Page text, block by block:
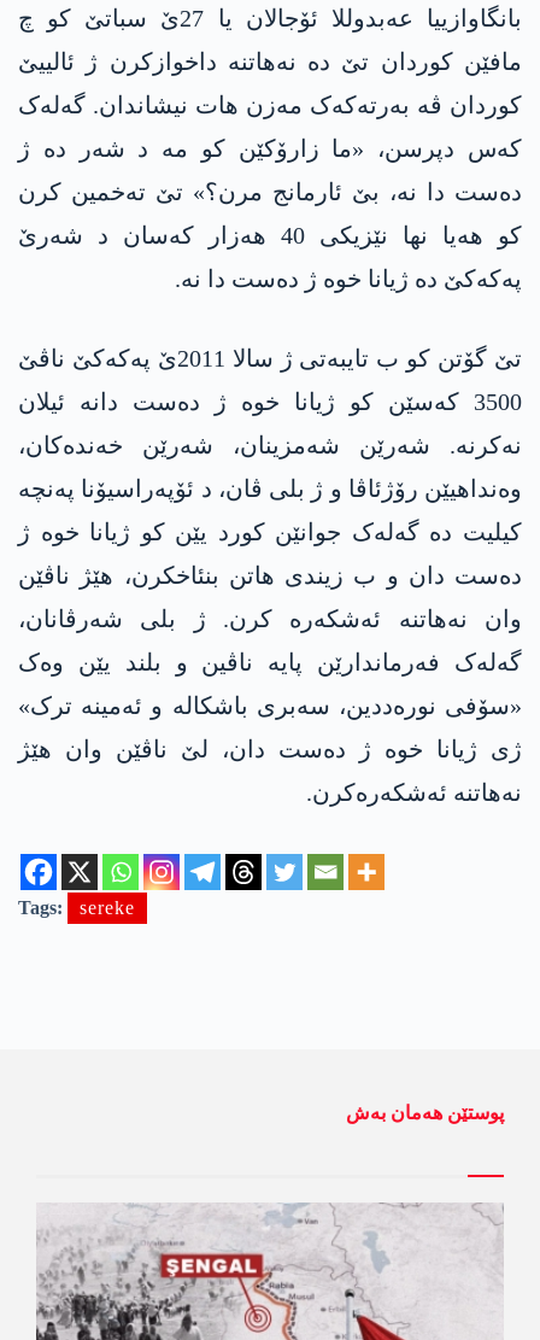
بانگاوازییا عه‌بدوللا ئۆجالان یا 27ێ سباتێ کو چ
مافێن کوردان تێ دە نەهاتنە داخوازکرن ژ ئالییێ
کوردان ڤە بەرتەکەک مەزن هات نیشاندان. گەلەک
کەس دپرسن، «ما زارۆكێن كو مه‌ د شەر ده‌ ژ
ده‌ست دا نه‌، بێ ئارمانج مرن؟» تێ تەخمین کرن
کو هەیا نها نێزیکی 40 هەزار کەسان د شەرێ
په‌كه‌كێ دە ژیانا خوە ژ دەست دا نە.
تێ گۆتن کو ب تایبەتی ژ سالا 2011ێ په‌كه‌كێ ناڤێ
3500 کەسێن کو ژیانا خوە ژ دەست دانە ئیلان
نەکرنە. شەرێن شەمزینان، شەرێن خەندەکان،
وه‌نداهیێن رۆژئاڤا و ژ بلی ڤان، د ئۆپەراسیۆنا پەنچە
کیلیت دە گەلەک جوانێن کورد یێن کو ژیانا خوە ژ
دەست دان و ب زیندی هاتن بنئاخکرن، هێژ ناڤێن
وان نەهاتنە ئەشکەرە کرن. ژ بلی شەرڤانان،
گەلەک فەرماندارێن پایە ناڤین و بلند یێن وەک
«سۆفی نورەددین، سەبری باشکالە و ئەمینە ترک»
ژی ژیانا خوە ژ دەست دان، لێ ناڤێن وان هێژ
نەهاتنە ئەشکەرەکرن.
Tags: sereke
پوستێن ھەمان بەش